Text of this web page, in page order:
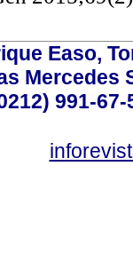
Easo,
Mercedes
991-